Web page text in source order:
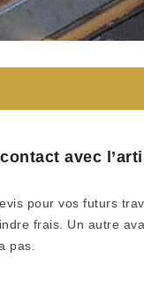
avec
pour vos futurs
frais. Un autre
pas.